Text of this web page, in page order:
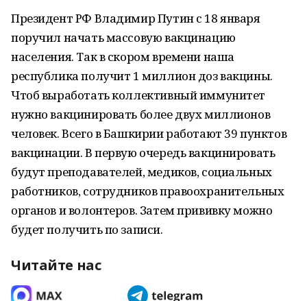
Президент РФ Владимир Путин с 18 января
поручил начать массовую вакцинацию
населения. Так в скором времени наша
республика получит 1 миллион доз вакцины.
Чтоб выработать коллективный иммунитет
нужно вакцинировать более двух миллионов
человек. Всего в Башкирии работают 39 пунктов
вакцинации. В первую очередь вакцинировать
будут преподавателей, медиков, социальных
работников, сотрудников правоохранительных
органов и волонтеров. Затем прививку можно
будет получить по записи.
Читайте нас